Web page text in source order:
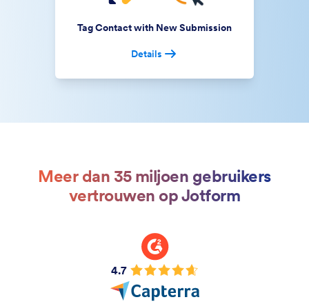
Tag Contact with New Submission
Details
Meer dan 35 miljoen gebruikers
vertrouwen op Jotform
4.7